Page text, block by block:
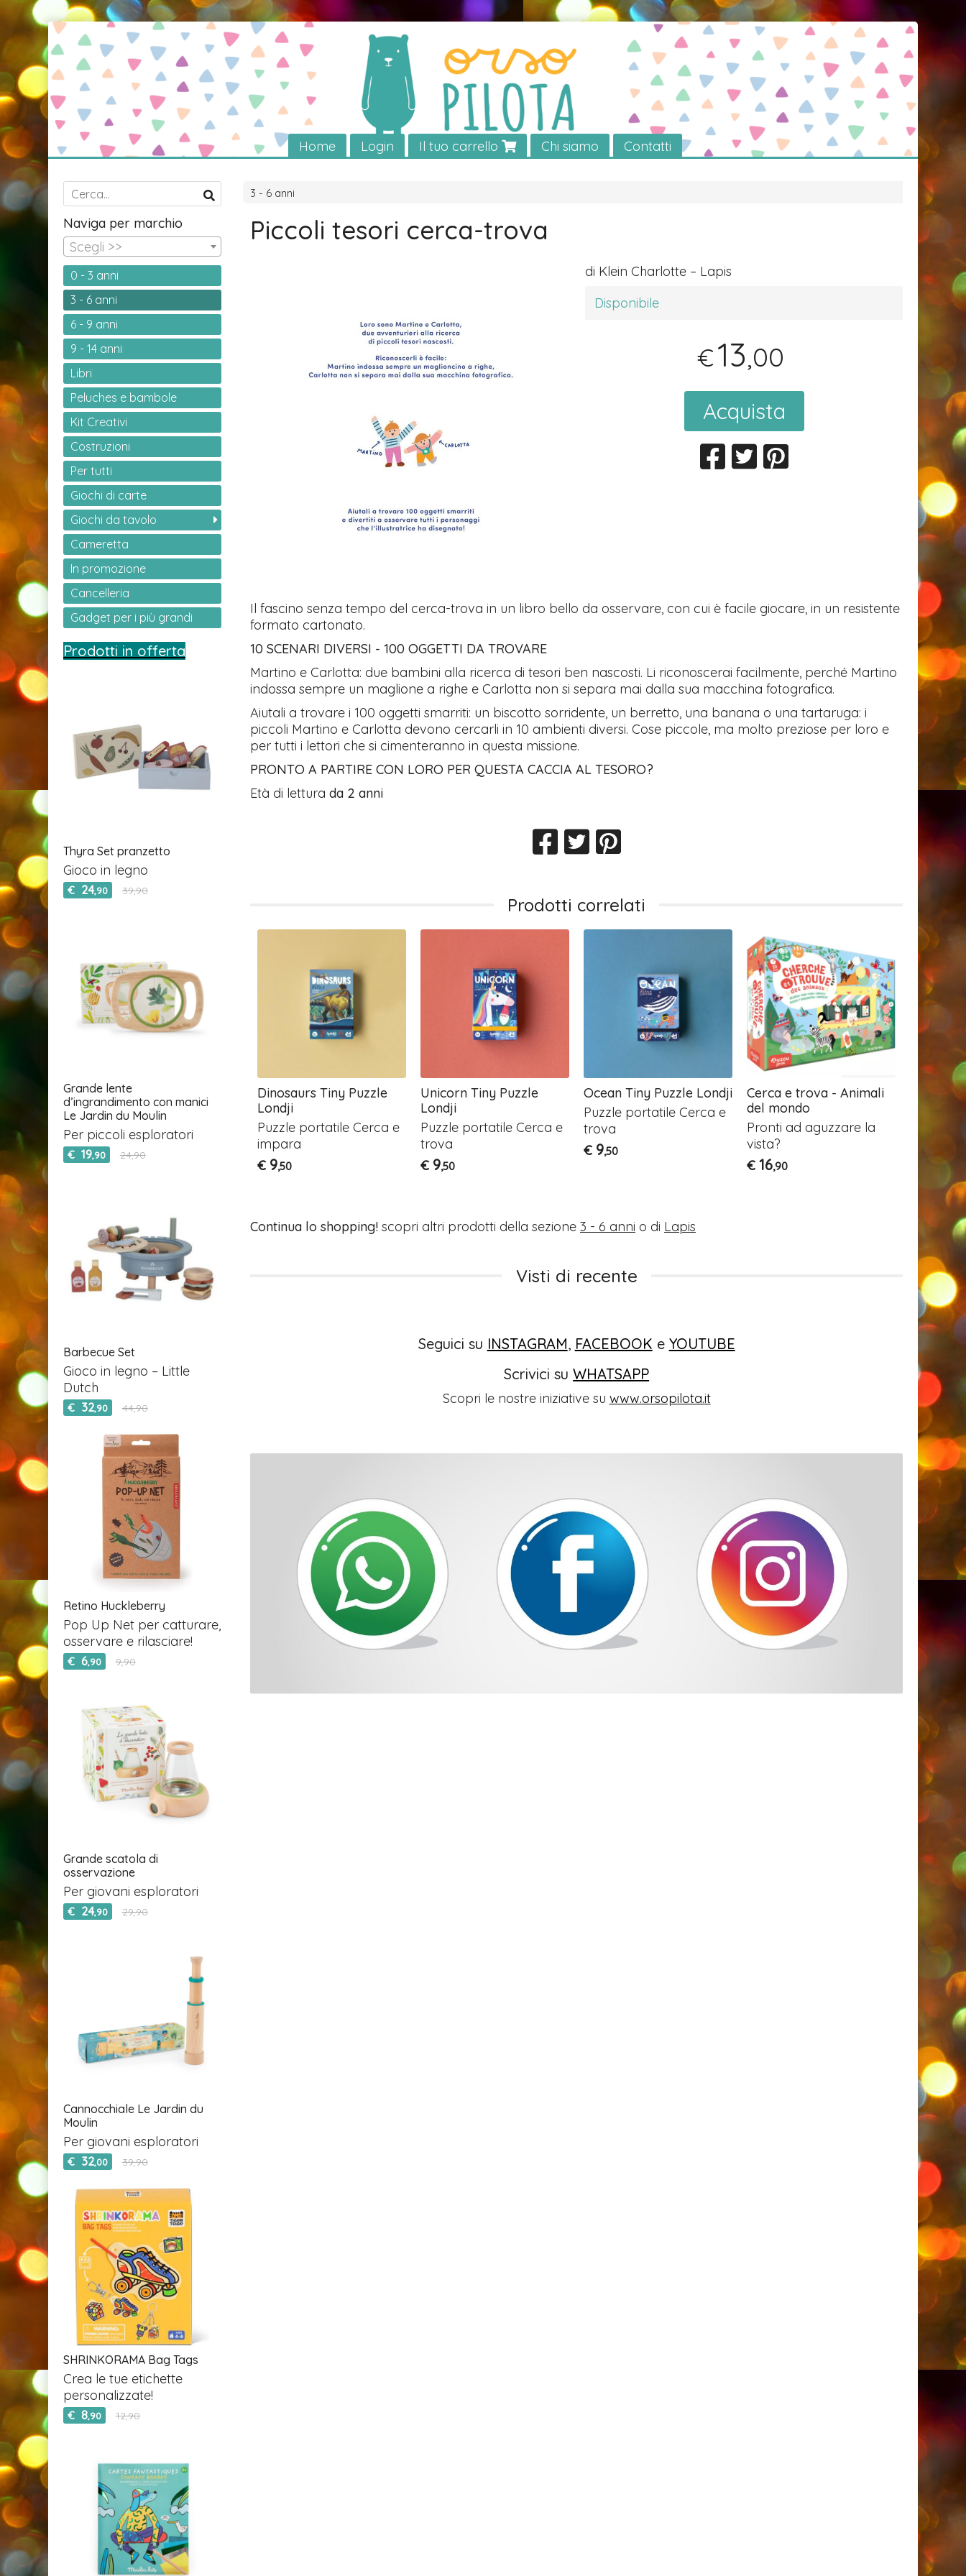
Home Login Il tuo carrello Chi siamo Contatti
3 - 6 anni
Piccoli tesori cerca-trova
di Klein Charlotte – Lapis
Disponibile
€13,00
Acquista
Il fascino senza tempo del cerca-trova in un libro bello da osservare, con cui è facile giocare, in un resistente
formato cartonato.
10 SCENARI DIVERSI - 100 OGGETTI DA TROVARE
Martino e Carlotta: due bambini alla ricerca di tesori ben nascosti. Li riconoscerai facilmente, perché Martino
indossa sempre un maglione a righe e Carlotta non si separa mai dalla sua macchina fotografica.
Aiutali a trovare i 100 oggetti smarriti: un biscotto sorridente, un berretto, una banana o una tartaruga: i
piccoli Martino e Carlotta devono cercarli in 10 ambienti diversi. Cose piccole, ma molto preziose per loro e
per tutti i lettori che si cimenteranno in questa missione.
PRONTO A PARTIRE CON LORO PER QUESTA CACCIA AL TESORO?
Età di lettura da 2 anni
Prodotti correlati
Cerca e
Animal Planet - Puzzle
Londji
Costruisci, cerca e trova!
€ 32,90
Dinosaurs Tiny Puzzle
Londji
Puzzle portatile Cerca e
impara
€ 9,50
Unicorn Tiny Puzzle
Londji
Puzzle portatile Cerca e
trova
€ 9,50
Ocean Tiny Puzzle Londji
Puzzle portatile Cerca e
trova
€ 9,50
Cerca e trova - Animali
del mondo
Pronti ad aguzzare la
vista?
€ 16,90
Continua lo shopping!scopri altri prodotti della sezione 3 - 6 anni o di Lapis
Visti di recente
Seguici su INSTAGRAM, FACEBOOK e YOUTUBE
Scrivici suWHATSAPP
Scopri le nostre iniziative su www.orsopilota.it
Naviga per marchio
Scegli >>
0 - 3 anni
3 - 6 anni
6 - 9 anni
9 - 14 anni
Libri
Peluches e bambole
Kit Creativi
Costruzioni
Per tutti
Giochi di carte
Giochi da tavolo
Cameretta
In promozione
Cancelleria
Gadget per i più grandi
Prodotti in offerta
Thyra Set pranzetto
Gioco in legno
€ 24,90 39,90
Grande lente
d’ingrandimento con manici
Le Jardin du Moulin
Per piccoli esploratori
€ 19,90 24,90
Barbecue Set
Gioco in legno – Little
Dutch
€ 32,90 44,90
Retino Huckleberry
Pop Up Net per catturare,
osservare e rilasciare!
€ 6,90 9,90
Grande scatola di
osservazione
Per giovani esploratori
€ 24,90 29,90
Cannocchiale Le Jardin du
Moulin
Per giovani esploratori
€ 32,00 39,90
SHRINKORAMA Bag Tags
Crea le tue etichette
personalizzate!
€ 8,90 12,90